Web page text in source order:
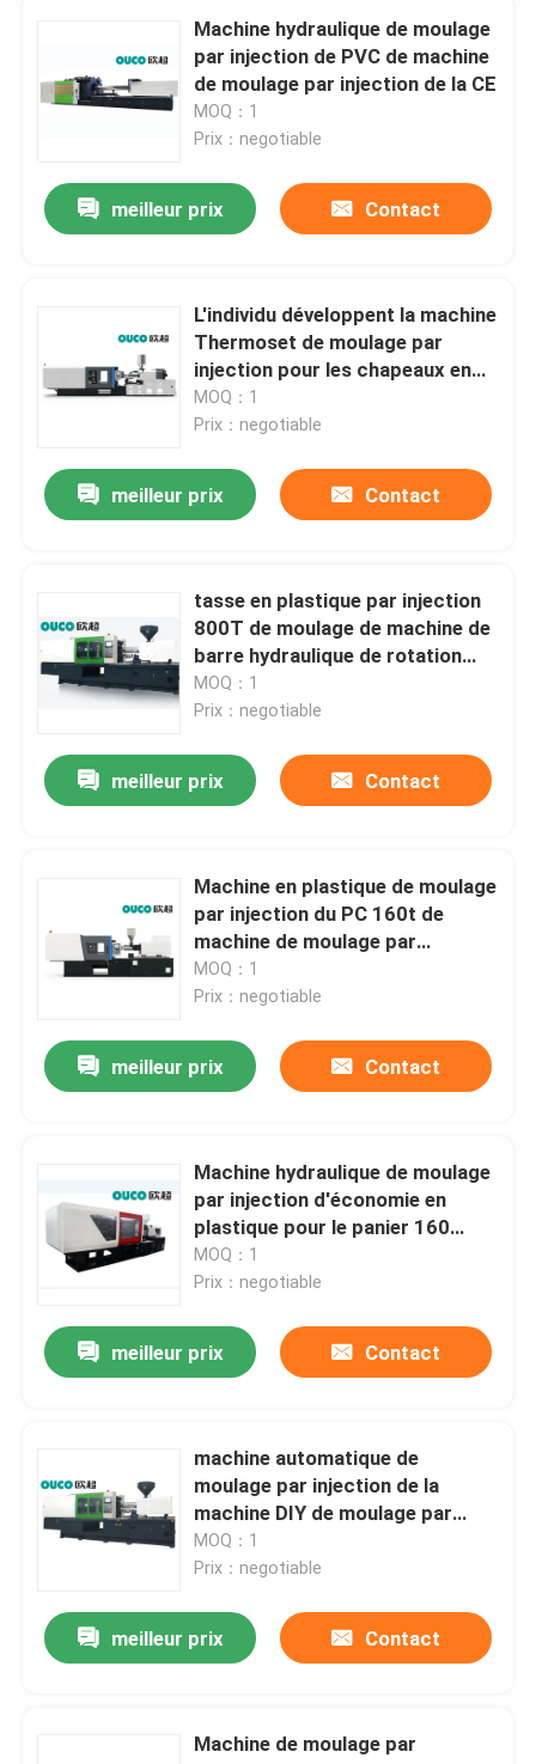
Au sujet de nous
Visite d'usine
Contactez-nous
Demandez une citation
Machine de moulage par injection de seau
Machine automatique de moulage par injection
Machine hydraulique de moulage par injection
Machine de moulage par injection de haute précision
Machine de moulage par injection de moteur servo
Machine de moulage par injection de PVC
Mini Injection Molding Machine
Machine hydraulique de moulage
par injection de PVC de machine
de moulage par injection de la CE
MOQ：1
Prix：negotiable
meilleur prix Contact
L'individu développent la machine
Thermoset de moulage par
injection pour les chapeaux en
plastique de tasse
MOQ：1
Prix：negotiable
meilleur prix Contact
tasse en plastique par injection
800T de moulage de machine de
barre hydraulique de rotation
faisant la machine
MOQ：1
Prix：negotiable
meilleur prix Contact
Machine en plastique de moulage
par injection du PC 160t de
machine de moulage par
injection de produit de la CE
MOQ：1
Prix：negotiable
meilleur prix Contact
Machine hydraulique de moulage
par injection d'économie en
plastique pour le panier 160
tonnes
MOQ：1
Prix：negotiable
meilleur prix Contact
machine automatique de
moulage par injection de la
machine DIY de moulage par
injection 1400T
MOQ：1
Prix：negotiable
meilleur prix Contact
Machine de moulage par